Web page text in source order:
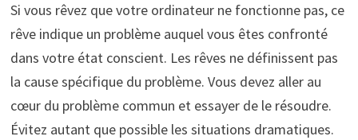
Si vous rêvez que votre ordinateur ne fonctionne pas, ce
rêve indique un problème auquel vous êtes confronté
dans votre état conscient. Les rêves ne définissent pas
la cause spécifique du problème. Vous devez aller au
cœur du problème commun et essayer de le résoudre.
Évitez autant que possible les situations dramatiques.